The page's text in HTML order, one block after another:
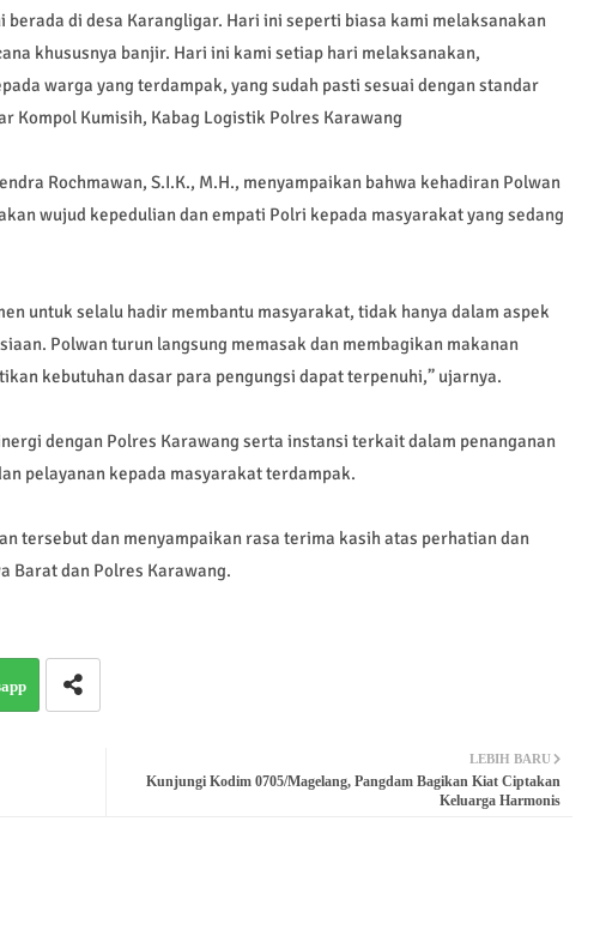
di desa Karangligar. Hari ini seperti biasa kami melaksanakan
khususnya banjir. Hari ini kami setiap hari melaksanakan,
warga yang terdampak, yang sudah pasti sesuai dengan standar
Kompol Kumisih, Kabag Logistik Polres Karawang
Rochmawan, S.I.K., M.H., menyampaikan bahwa kehadiran Polwan
wujud kepedulian dan empati Polri kepada masyarakat yang sedang
untuk selalu hadir membantu masyarakat, tidak hanya dalam aspek
Polwan turun langsung memasak dan membagikan makanan
kebutuhan dasar para pengungsi dapat terpenuhi,” ujarnya.
dengan Polres Karawang serta instansi terkait dalam penanganan
pelayanan kepada masyarakat terdampak.
tersebut dan menyampaikan rasa terima kasih atas perhatian dan
Barat dan Polres Karawang.
LEBIH BARU
Kunjungi Kodim 0705/Magelang, Pangdam Bagikan Kiat Ciptakan
Keluarga Harmonis